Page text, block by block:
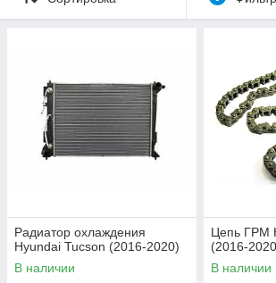
Радиатор охлаждения
Hyundai Tucson (2016-2020)
В наличии
Цепь ГРМ
(2016-
В наличии